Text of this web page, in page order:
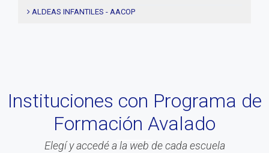
#Seminario
#Asamblea
#Evento
#Acitvidades
ALDEAS INFANTILES - AACOP
Instituciones con Programa de
Formación Avalado
Elegí y accedé a la web de cada escuela